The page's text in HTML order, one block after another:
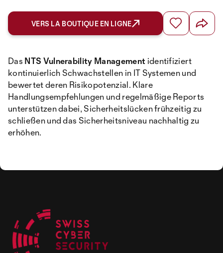
VERS LA BOUTIQUE EN LIGNE
Das NTS Vulnerability Management identifiziert
kontinuierlich Schwachstellen in IT Systemen und
bewertet deren Risikopotenzial. Klare
Handlungsempfehlungen und regelmäßige Reports
unterstützen dabei, Sicherheitslücken frühzeitig zu
schließen und das Sicherheitsniveau nachhaltig zu
erhöhen.